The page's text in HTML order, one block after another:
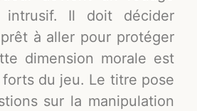
intrusif. Il doit décider
à aller pour protéger
dimension morale est
forts du jeu. Le titre pose
sur la manipulation